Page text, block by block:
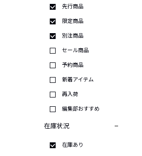
先行商品
限定商品
別注商品
セール商品
予約商品
新着アイテム
再入荷
編集部おすすめ
在庫状況
在庫あり